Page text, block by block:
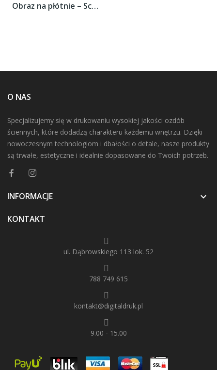
Obraz na płótnie – Schłodzone drinki w...
O NAS
Specjalizujemy się w drukowaniu wysokiej jakości ozdób
ściennych, które dodadzą charakteru każdemu wnętrzu. Dzięki
nowoczesnym technologiom i dbałości o detale, nasze produkty
są trwałe, estetyczne i idealnie dopasowane do Twoich potrzeb.
INFORMACJE 
KONTAKT
ul. Dąbrowskiego 113 lok. 52
788 749 615
kontakt@digitaldruk.pl
9.00 - 15.00